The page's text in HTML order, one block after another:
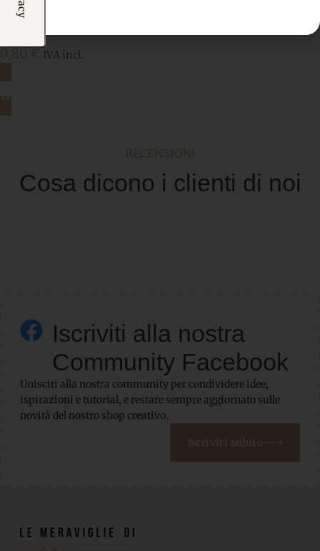
Tulle Soft Albicocca
€ IVA incl.
Cosa dicono i clienti di noi
Iscriviti alla nostra
Community Facebook
Unisciti alla nostra community per condividere idee,
ispirazioni e tutorial, e restare sempre aggiornato sulle
novità del nostro shop creativo.
Iscriviti subito